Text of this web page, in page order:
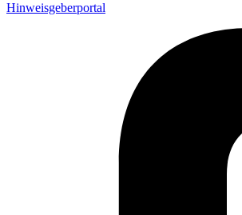
Hinweisgeberportal